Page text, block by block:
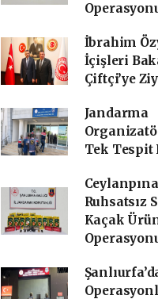
İbrahim
İçişleri
Çiftçi’ye
Jandarma
Tek Tespit
Ruhsatsız
Kaçak